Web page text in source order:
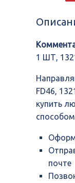
FD42,
13211-
J6500,
NISSAN
1 ШТ,
FD46,
купить
почте